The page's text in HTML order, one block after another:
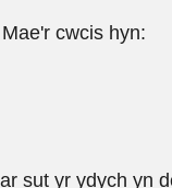
cwcis hyn:
sut yr ydych yn